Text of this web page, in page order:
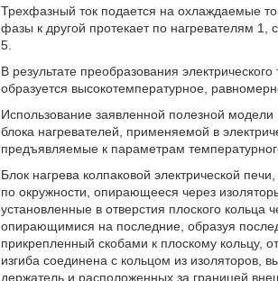
Трехфазный ток подается на охлаждаемые
фазы к другой протекает по нагревателям
5.
В результате преобразования
образуется высокотемпературное,
Использование заявленной полезной модели
блока нагревателей, применяемой в
предъявляемые к параметрам
Блок нагрева колпаковой электрической
по окружности, опирающееся через
установленные в отверстия плоского
опирающимися на последние, образуя
прикрепленный скобами к плоскому кольцу,
изгиба соединена с кольцом из изоляторов,
держатель и расположенных за границей